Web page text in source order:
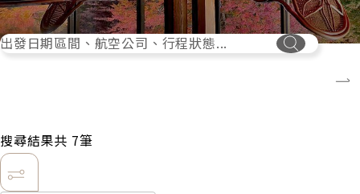
出發日期區間、航空公司、行程狀態...
搜尋按鈕
搜尋結果共 7筆